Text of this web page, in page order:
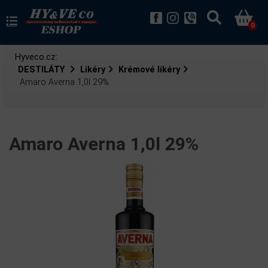
0
Hyveco.cz:
DESTILÁTY
Likéry
Krémové likéry
Amaro Averna 1,0l 29%
Amaro Averna 1,0l 29%